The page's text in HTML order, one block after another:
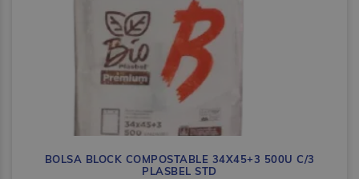
BOLSA BLOCK COMPOSTABLE 34X45+3 500U C/3
PLASBEL STD